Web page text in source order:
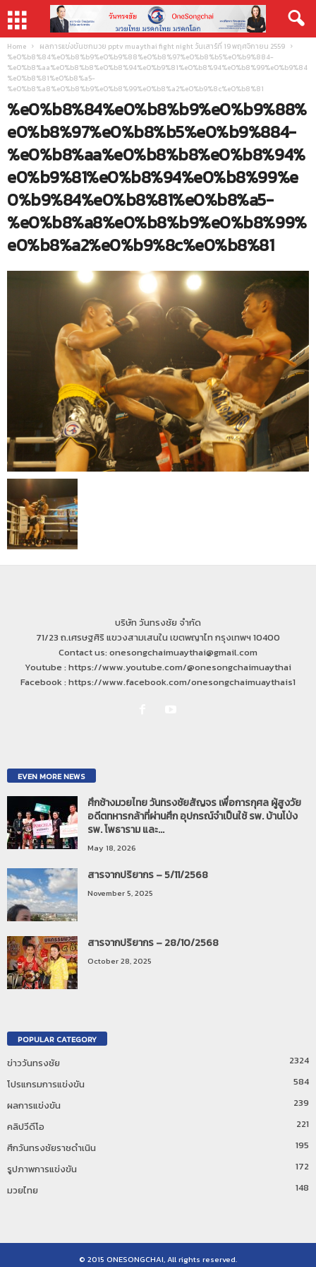
Home
ผลการแข่งขันชกมวย pptv muaythai fight night วันเสาร์ที่ 19 พฤศจิกายน 2559
%e0%b8%84%e0%b8%b9%e0%b9%88%e0%b8%97%e0%b8%b5%e0%b9%884-
%e0%b8%aa%e0%b8%b8%e0%b8%94%e0%b9%81%e0%b8%94%e0%b8%99%e0%b9%84
%e0%b8%81%e0%b8%a5-
%e0%b8%a8%e0%b8%b9%e0%b8%99%e0%b8%a2%e0%b9%8c%e0%b8%81
%e0%b8%84%e0%b8%b9%e0%b9%88%
e0%b8%97%e0%b8%b5%e0%b9%884-
%e0%b8%aa%e0%b8%b8%e0%b8%94%
e0%b9%81%e0%b8%94%e0%b8%99%e
0%b9%84%e0%b8%81%e0%b8%a5-
%e0%b8%a8%e0%b8%b9%e0%b8%99%
e0%b8%a2%e0%b9%8c%e0%b8%81
บริษัท วันทรงชัย จำกัด
71/23 ถ.เศรษฐศิริ แขวงสามเสนใน เขตพญาไท กรุงเทพฯ 10400
Contact us: onesongchaimuaythai@gmail.com
Youtube : https://www.youtube.com/@onesongchaimuaythai
Facebook : https://www.facebook.com/onesongchaimuaythais1
EVEN MORE NEWS
ศึกช้างมวยไทย วันทรงชัยสัญจร เพื่อการกุศล ผู้สูงวัย
อดีตทหารกล้าที่ผ่านศึก อุปกรณ์จำเป็นใช้ รพ. บ้านโป่ง
รพ. โพธาราม และ...
May 18, 2026
สารจากปริยากร – 5/11/2568
November 5, 2025
สารจากปริยากร – 28/10/2568
October 28, 2025
POPULAR CATEGORY
ข่าววันทรงชัย
2324
โปรแกรมการแข่งขัน
584
ผลการแข่งขัน
239
คลิปวีดีโอ
221
ศึกวันทรงชัยราชดำเนิน
195
รูปภาพการแข่งขัน
172
มวยไทย
148
© 2015 ONESONGCHAI, All rights reserved.